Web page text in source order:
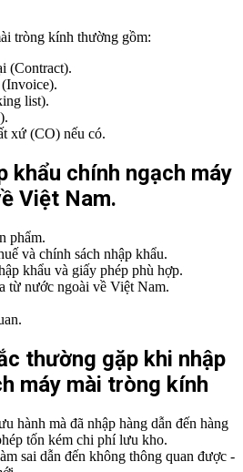
tròng kính thường gồm:
(Contract).
list).
xứ (CO) nếu có.
khẩu chính ngạch máy
Việt Nam.
phẩm.
và chính sách nhập khẩu.
khẩu và giấy phép phù hợp.
từ nước ngoài về Việt Nam.
thường gặp khi nhập
máy mài tròng kính
hành mà đã nhập hàng dẫn đến hàng
tốn kém chi phí lưu kho.
sai dẫn đến không thông quan được -